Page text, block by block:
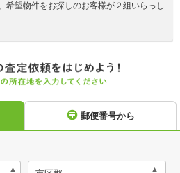
希望物件をお探しのお客様が２組いらっし
郵便番号から